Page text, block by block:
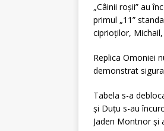
„Câinii roșii” au
primul „11”
ciprioților,
Replica Omoniei
demonstrat
Tabela s-a
și Duțu s-au
Jaden Montnor și